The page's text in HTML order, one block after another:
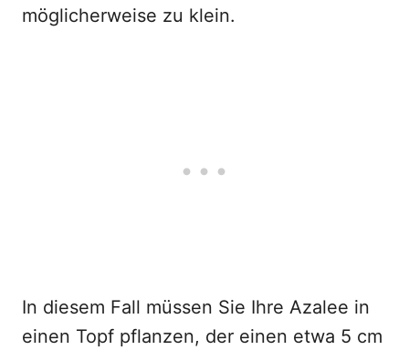
möglicherweise zu klein.
In diesem Fall müssen Sie Ihre Azalee in
einen Topf pflanzen, der einen etwa 5 cm